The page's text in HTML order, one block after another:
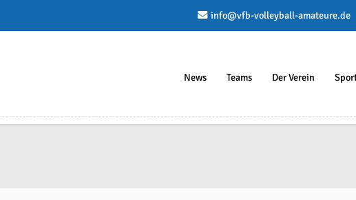
info@vfb-volleyball-amateure.de
News Teams Der Verein